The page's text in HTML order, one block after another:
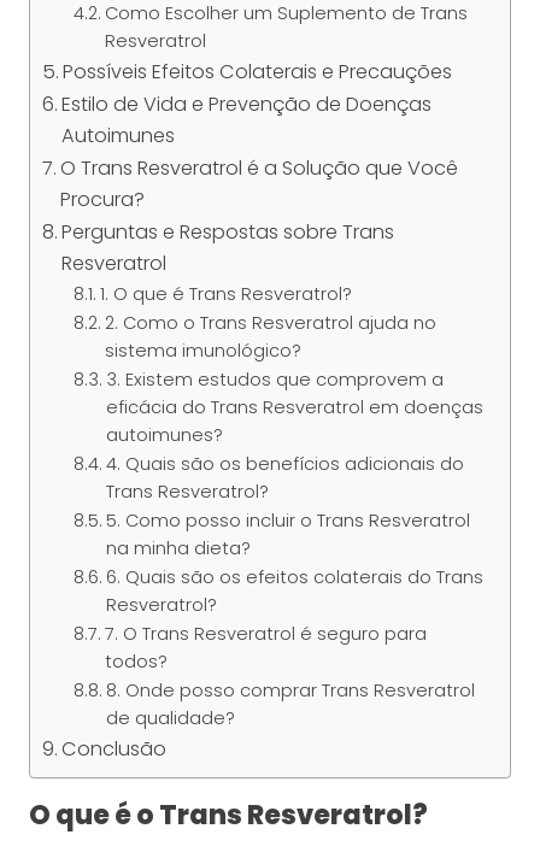
Como Escolher um Suplemento de Trans
Resveratrol
Possíveis Efeitos Colaterais e Precauções
Estilo de Vida e Prevenção de Doenças
Autoimunes
O Trans Resveratrol é a Solução que Você
Procura?
Perguntas e Respostas sobre Trans
Resveratrol
1. O que é Trans Resveratrol?
2. Como o Trans Resveratrol ajuda no
sistema imunológico?
3. Existem estudos que comprovem a
eficácia do Trans Resveratrol em doenças
autoimunes?
4. Quais são os benefícios adicionais do
Trans Resveratrol?
5. Como posso incluir o Trans Resveratrol
na minha dieta?
6. Quais são os efeitos colaterais do Trans
Resveratrol?
7. O Trans Resveratrol é seguro para
todos?
8. Onde posso comprar Trans Resveratrol
de qualidade?
Conclusão
O que é o Trans Resveratrol?